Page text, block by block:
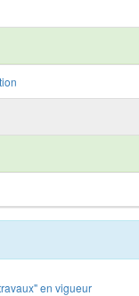
en vigueur